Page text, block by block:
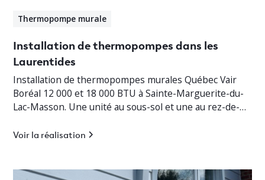
Thermopompe murale
Installation de thermopompes dans les
Laurentides
Installation de thermopompes murales Québec Vair
Boréal 12 000 et 18 000 BTU à Sainte-Marguerite-du-
Lac-Masson. Une unité au sous-sol et une au rez-de-
Voir la réalisation